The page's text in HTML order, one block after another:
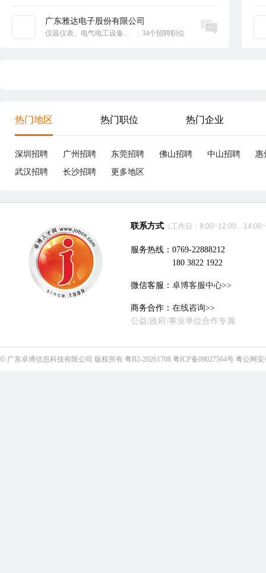
广东雅达电子股份有限公司
仪器仪表、电气电工设备、工业自动化 34个招聘职位
立即沟通
热门地区 热门职位 热门企业
深圳招聘 广州招聘 东莞招聘 佛山招聘 中山招聘
惠
武汉招聘
长沙招聘 更多地区
联系方式 （工作日：9:00~12:00、
服务热线：0769-22888212
180 3822 1922
微信客服： 卓博客服中心>>
商务合作： 在线咨询>>
公益/政府/事业单位合作专属
© 广东卓博信息科技有限公司 版权所有 粤B2-20261708 粤ICP备09027564号 粤公网安